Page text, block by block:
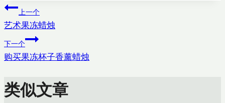
标
签：
文
章
导
航
上一个
艺术果冻蜡烛
下一个
购买果冻杯子香薰蜡烛
类似文章